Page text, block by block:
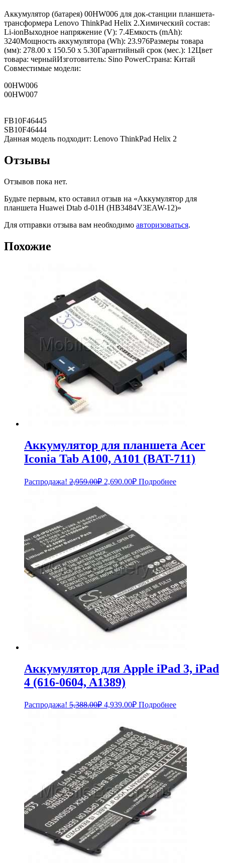
Аккумулятор (батарея) 00HW006 для док-станции планшета-
трансформера Lenovo ThinkPad Helix 2.Химический состав:
Li-ionВыходное напряжение (V): 7.4Емкость (mAh):
3240Мощность аккумулятора (Wh): 23.976Размеры товара
(мм): 278.00 x 150.50 x 5.30Гарантийный срок (мес.): 12Цвет
товара: черныйИзготовитель: Sino PowerСтрана: Китай
Совместимые модели:
00HW006
00HW007
FB10F46445
SB10F46444
Данная модель подходит: Lenovo ThinkPad Helix 2
Отзывы
Отзывов пока нет.
Будьте первым, кто оставил отзыв на «Аккумулятор для
планшета Huawei Dtab d-01H (HB3484V3EAW-12)»
Для отправки отзыва вам необходимо авторизоваться.
Похожие
Аккумулятор для планшета Acer
Iconia Tab A100, A101 (BAT-711)
Распродажа! 2,959.00₽ Первоначальная
2,690.00₽Текущая
цена:
Подробнее
Аккумулятор для Apple iPad 3, iPad
4 (616-0604, A1389)
Распродажа! 5,388.00₽ Первоначальная
5,388.00₽.
4,939.00₽Текущая
Подробнее